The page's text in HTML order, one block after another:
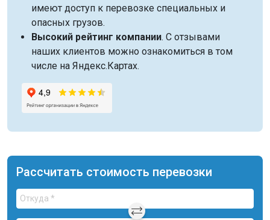
имеют доступ к перевозке специальных и
опасных грузов.
Высокий рейтинг компании. С отзывами
наших клиентов можно ознакомиться в том
числе на Яндекс.Картах.
Рассчитать стоимость перевозки